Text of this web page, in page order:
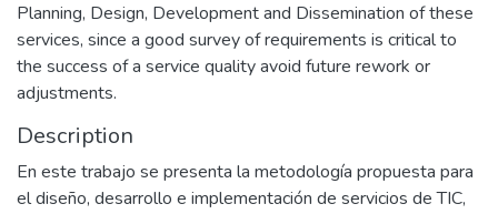
Planning, Design, Development and Dissemination of these
services, since a good survey of requirements is critical to
the success of a service quality avoid future rework or
adjustments.
Description
En este trabajo se presenta la metodología propuesta para
el diseño, desarrollo e implementación de servicios de TIC,